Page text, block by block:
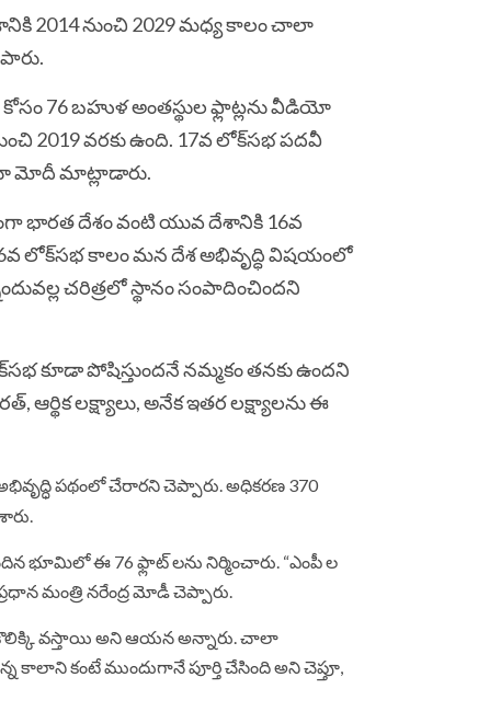
2014 నుంచి 2029 మధ్య కాలం చాలా
76 బహుళ అంతస్థుల ఫ్లాట్లను వీడియో
2019 వరకు ఉంది. 17వ లోక్‌సభ పదవీ
మోదీ మాట్లాడారు.
భారత దేశం వంటి యువ దేశానికి 16వ
లోక్‌సభ కాలం మన దేశ అభివృద్ధి విషయంలో
చరిత్రలో స్థానం సంపాదించిందని
కూడా పోషిస్తుందనే నమ్మకం తనకు ఉందని
ఆర్థిక లక్ష్యాలు, అనేక ఇతర లక్ష్యాలను ఈ
పథంలో చేరారని చెప్పారు. అధికరణ 370
భూమిలో ఈ 76 ఫ్లాట్‌ లను నిర్మించారు. “ఎంపీ ల
మంత్రి నరేంద్ర మోడీ చెప్పారు.
కొలిక్కి వ‌స్తాయి అని ఆయ‌న అన్నారు. చాలా
కాలాని కంటే ముందుగానే పూర్తి చేసింది అని చెప్తూ,